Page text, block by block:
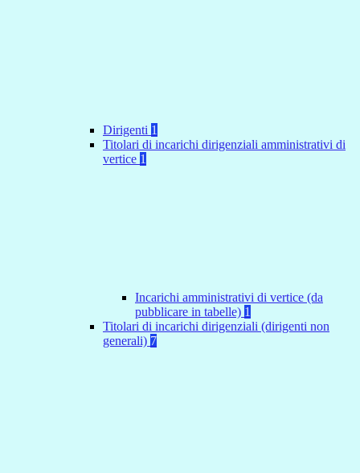
Dirigenti 1
Titolari di incarichi dirigenziali amministrativi di
vertice 1
Incarichi amministrativi di vertice (da
pubblicare in tabelle) 1
Titolari di incarichi dirigenziali (dirigenti non
generali) 7